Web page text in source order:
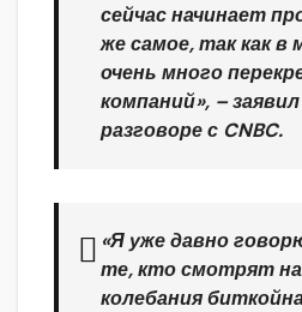
сейчас начинает
же самое, так как в
очень много
компаний», –
разговоре с CNBC.
«Я уже давно
те, кто смотрят
колебания